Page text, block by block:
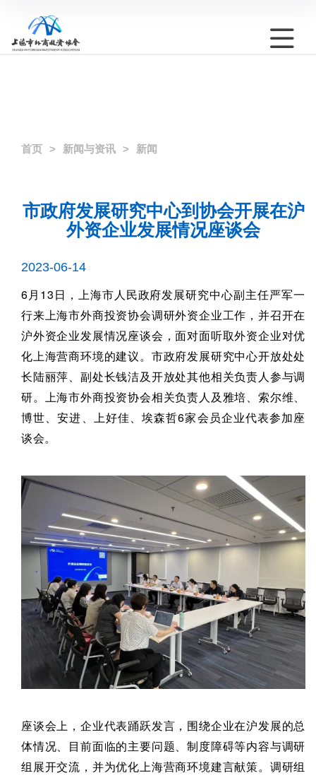
首页 新闻与资讯 新闻
市政府发展研究中心到协会开展在沪
外资企业发展情况座谈会
2023-06-14
6月13日，上海市人民政府发展研究中心副主任严军一
行来上海市外商投资协会调研外资企业工作，并召开在
沪外资企业发展情况座谈会，面对面听取外资企业对优
化上海营商环境的建议。市政府发展研究中心开放处处
长陆丽萍、副处长钱洁及开放处其他相关负责人参与调
研。上海市外商投资协会相关负责人及雅培、索尔维、
博世、安进、上好佳、埃森哲6家会员企业代表参加座
谈会。
座谈会上，企业代表踊跃发言，围绕企业在沪发展的总
体情况、目前面临的主要问题、制度障碍等内容与调研
组展开交流，并为优化上海营商环境建言献策。调研组